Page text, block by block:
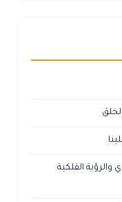
الفلكية